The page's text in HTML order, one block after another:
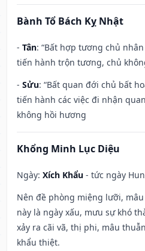
Bành Tổ Bách Kỵ Nhật
- Tân: “Bất hợp tương chủ
tiến hành trộn tương, chủ
- Sửu: “Bất quan đới chủ bất
tiến hành các việc đi nhận
không hồi hương
Khổng Minh Lục Diệu
Ngày: Xích Khẩu - tức ngày
Nên đề phòng miệng lưỡi,
này là ngày xấu, mưu sự khó
xảy ra cãi vã, thị phi, mâu
khẩu thiệt.